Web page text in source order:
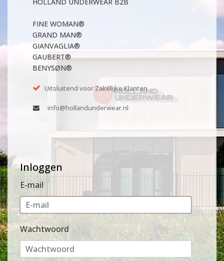
HOLLAND UNDERWEAR B2B
FINE WOMAN®
GRAND MAN®
GIANVAGLIA®
GAUBERT®
BENYSØN®
Uitsluitend voor Zakelijke Klanten
info@hollandunderwear.nl
Inloggen
E-mail
Wachtwoord